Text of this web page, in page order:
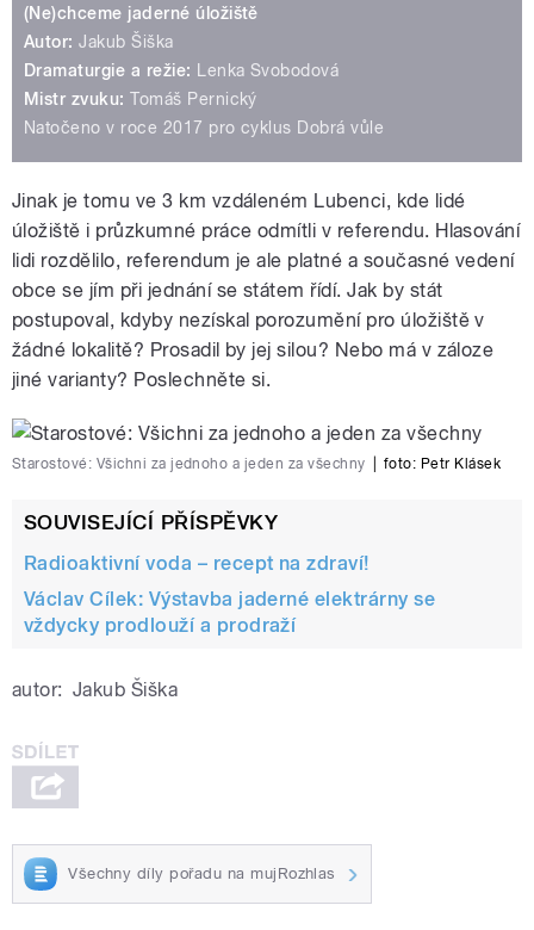
(Ne)chceme jaderné úložiště
Autor: Jakub Šiška
Dramaturgie a režie: Lenka Svobodová
Mistr zvuku: Tomáš Pernický
Natočeno v roce 2017 pro cyklus Dobrá vůle
Jinak je tomu ve 3 km vzdáleném Lubenci, kde lidé
úložiště i průzkumné práce odmítli v referendu. Hlasování
lidi rozdělilo, referendum je ale platné a současné vedení
obce se jím při jednání se státem řídí. Jak by stát
postupoval, kdyby nezískal porozumění pro úložiště v
žádné lokalitě? Prosadil by jej silou? Nebo má v záloze
jiné varianty? Poslechněte si.
Starostové: Všichni za jednoho a jeden za všechny foto: Petr Klásek
SOUVISEJÍCÍ PŘÍSPĚVKY
Radioaktivní voda – recept na zdraví!
Václav Cílek: Výstavba jaderné elektrárny se
vždycky prodlouží a prodraží
autor: Jakub Šiška
Všechny díly pořadu na mujRozhlas